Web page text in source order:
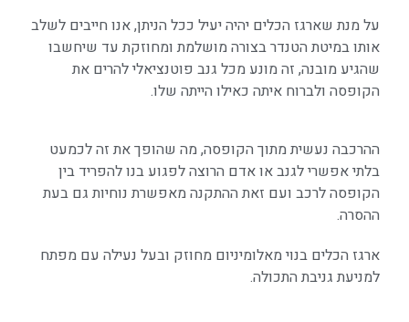
על מנת שארגז הכלים יהיה יעיל ככל הניתן, אנו חייבים לשלב
אותו במיטת הטנדר בצורה מושלמת ומחוזקת עד שיחשבו
שהגיע מובנה, זה מונע מכל גנב פוטנציאלי להרים את
הקופסה ולברוח איתה כאילו הייתה שלו.
ההרכבה נעשית מתוך הקופסה, מה שהופך את זה לכמעט
בלתי אפשרי לגנב או אדם הרוצה לפגוע בנו להפריד בין
הקופסה לרכב ועם זאת ההתקנה מאפשרת נוחיות גם בעת
ההסרה.
ארגז הכלים בנוי מאלומיניום מחוזק ובעל נעילה עם מפתח
למניעת גניבת התכולה.